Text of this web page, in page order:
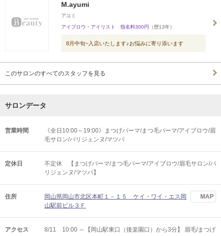
M.ayumi
アユミ
アイブロウ・アイリスト 指名料300円 （歴13年）
8月中旬~入店いたします♪お悩みに寄り添います
このサロンのすべてのスタッフを見る
サロンデータ
営業時間
《全日10:00～19:00》まつげパーマ/まつ毛パーマ/アイブロウ/眉
毛サロン/パリジェンヌ/マツパ
定休日
不定休 【まつげパーマ/まつ毛パーマ/アイブロウ/眉毛サロン/パ
リジェンヌ/マツパ】
住所
岡山県岡山市北区本町１－１５ ケイ・ワイ・エス岡
山駅前ビル３Ｆ
MAP
アクセス
8/11 10:00 ～【岡山駅東口（後楽園口）から3分】 眉毛/まつげ